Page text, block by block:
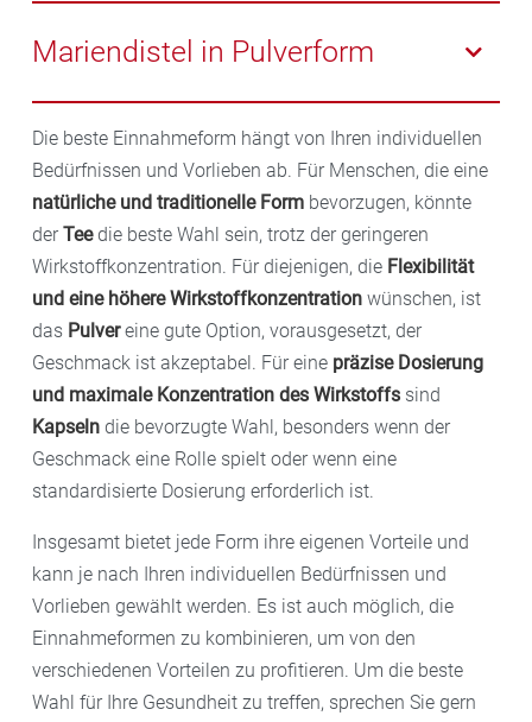
Pflanze direkt aufzunehmen und zusätzlich wirkt sich
das Teetrinken positiv auf den Flüssigkeitshaushalt
Nachteilig ist der insgesamt recht geringe
Wirkstoffgehalt in einem Teeaufguss. Auch der etwas
bittere Geschmack kann gewöhnungsbedürftig sein.
Probieren Sie es aus!
Kapseln mit Mariendistel sind bequem und leicht
einzunehmen und bieten eine präzise Dosierung. Der
haben somit eine hohe und effektive Wirksamkeit.
Die Dosierung variiert je nach Produkt und
Gesundheitszustand, jedoch wird oft eine tägliche
Einnahme von 140-420 mg Silymarin empfohlen,
aufgeteilt auf mehrere Dosen. Je nach Hersteller
können die Kapseln allerdings Zusatzstoffe enthalten,
die von einigen Personen vielleicht nicht so gut
vertragen werden. Lassen Sie sich hierzu gern in Ihrer
Apotheke beraten.
Mariendistel in Pulverform
Im Vergleich zu Tee enthält Mariendistelpulver eine
höhere Konzentration an Silymarin und ist somit
etwas wirksamer. Das Pulver können Sie einfach und
unkompliziert in Joghurt, Smoothies oder Säfte
einrühren, allerdings kann das Pulver natürlich auch
den Geschmack dieser Speisen beeinflussen. Auch
die Dosierung ist etwas schwieriger. Ein präziser
Messlöffel kann die genaue Dosierung unterstützen.
Die beste Einnahmeform hängt von Ihren individuellen
Bedürfnissen und Vorlieben ab. Für Menschen, die eine
natürliche und traditionelle Form bevorzugen, könnte
der Teedie beste Wahl sein, trotz der geringeren
Wirkstoffkonzentration. Für diejenigen, die Flexibilität
und eine höhere Wirkstoffkonzentration wünschen, ist
das Pulvereine gute Option, vorausgesetzt, der
Geschmack ist akzeptabel. Für eine präzise Dosierung
und maximale Konzentration des Wirkstoffs sind
Kapseln die bevorzugte Wahl, besonders wenn der
Geschmack eine Rolle spielt oder wenn eine
standardisierte Dosierung erforderlich ist.
Insgesamt bietet jede Form ihre eigenen Vorteile und
kann je nach Ihren individuellen Bedürfnissen und
Vorlieben gewählt werden. Es ist auch möglich, die
Einnahmeformen zu kombinieren, um von den
verschiedenen Vorteilen zu profitieren. Um die beste
Wahl für Ihre Gesundheit zu treffen, sprechen Sie gern